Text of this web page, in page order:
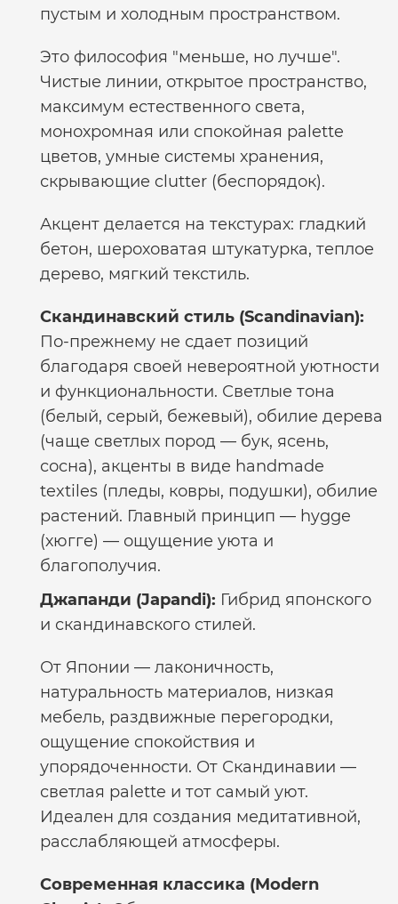
пустым и холодным пространством.
Это философия "меньше, но лучше".
Чистые линии, открытое пространство,
максимум естественного света,
монохромная или спокойная palette
цветов, умные системы хранения,
скрывающие clutter (беспорядок).
Акцент делается на текстурах: гладкий
бетон, шероховатая штукатурка, теплое
дерево, мягкий текстиль.
Скандинавский стиль (Scandinavian):
По-прежнему не сдает позиций
благодаря своей невероятной уютности
и функциональности. Светлые тона
(белый, серый, бежевый), обилие дерева
(чаще светлых пород — бук, ясень,
сосна), акценты в виде handmade
textiles (пледы, ковры, подушки), обилие
растений. Главный принцип — hygge
(хюгге) — ощущение уюта и
благополучия.
Джапанди (Japandi): Гибрид японского
и скандинавского стилей.
От Японии — лаконичность,
натуральность материалов, низкая
мебель, раздвижные перегородки,
ощущение спокойствия и
упорядоченности. От Скандинавии —
светлая palette и тот самый уют.
Идеален для создания медитативной,
расслабляющей атмосферы.
Современная классика (Modern